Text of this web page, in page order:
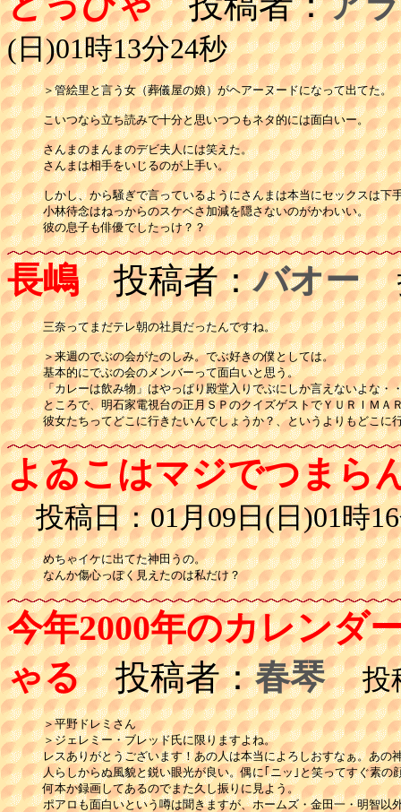
(日)01時13分24秒
＞管絵里と言う女（葬儀屋の娘）がヘアーヌードになって出てた。
こいつなら立ち読みで十分と思いつつもネタ的には面白いー。
さんまのまんまのデビ夫人には笑えた。
さんまは相手をいじるのが上手い。
しかし、から騒ぎで言っているようにさんまは本当にセックスは下
小林待念はねっからのスケベさ加減を隠さないのがかわいい。
彼の息子も俳優でしたっけ？？
長嶋投稿者：バオー
三奈ってまだテレ朝の社員だったんですね。
＞来週のでぶの会がたのしみ。でぶ好きの僕としては。
基本的にでぶの会のメンバーって面白いと思う。
「カレーは飲み物」はやっぱり殿堂入りでぶにしか言えないよな・
ところで、明石家電視台の正月ＳＰのクイズゲストでＹＵＲＩＭＡ
彼女たちってどこに行きたいんでしょうか？、というよりもどこに
よゐこはマジでつまら
投稿日：01月09日(日)01時
めちゃイケに出てた神田うの。
なんか傷心っぽく見えたのは私だけ？
今年2000年のカレンダ
ゃる投稿者：春琴 投稿
＞平野ドレミさん
＞ジェレミー・ブレッド氏に限りますよね。
レスありがとうございます！あの人は本当によろしおすなぁ。あの
人らしからぬ風貌と鋭い眼光が良い。偶に｢ニッ｣と笑ってすぐ素の
何本か録画してあるのでまた久し振りに見よう。
ポアロも面白いという噂は聞きますが、ホームズ・金田一・明智以